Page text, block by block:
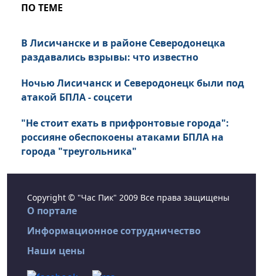
ПО ТЕМЕ
В Лисичанске и в районе Северодонецка
раздавались взрывы: что известно
Ночью Лисичанск и Северодонецк были под
атакой БПЛА - соцсети
"Не стоит ехать в прифронтовые города":
россияне обеспокоены атаками БПЛА на
города "треугольника"
Copyright © "Час Пик" 2009 Все права защищены
О портале
Информационное сотрудничество
Наши цены